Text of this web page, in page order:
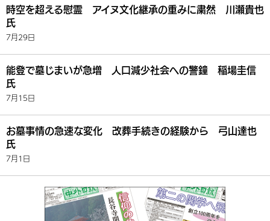
時空を超える慰霊 アイヌ文化継承の重みに粛然 川瀬貴也
氏
7月29日
能登で墓じまいが急増 人口減少社会への警鐘 稲場圭信
氏
7月15日
お墓事情の急速な変化 改葬手続きの経験から 弓山達也
氏
7月1日